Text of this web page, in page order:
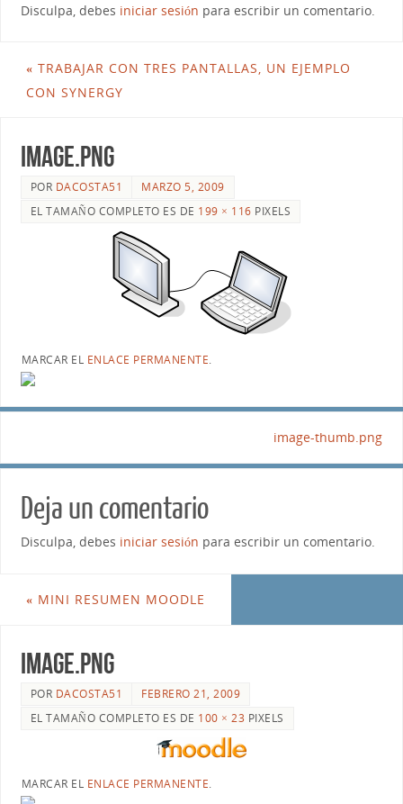
Disculpa, debes iniciar sesión para escribir un comentario.
« TRABAJAR CON TRES PANTALLAS, UN EJEMPLO
CON SYNERGY
image.png
POR DACOSTA51
MARZO 5, 2009
EL TAMAÑO COMPLETO ES DE 199 × 116 PIXELS
MARCAR EL ENLACE PERMANENTE.
image-thumb.png
Deja un comentario
Disculpa, debes iniciar sesión para escribir un comentario.
« MINI RESUMEN MOODLE
image.png
POR DACOSTA51
FEBRERO 21, 2009
EL TAMAÑO COMPLETO ES DE 100 × 23 PIXELS
MARCAR EL ENLACE PERMANENTE.